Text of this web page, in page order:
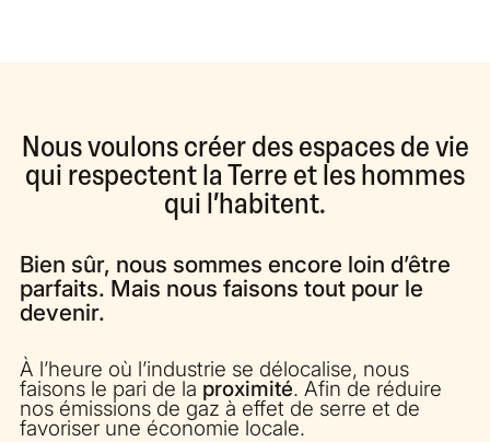
Nous voulons créer des espaces de vie
qui respectent la Terre et les hommes
qui l’habitent.
Bien sûr, nous sommes encore loin d’être
parfaits. Mais nous faisons tout pour le
devenir.
À l’heure où l’industrie se délocalise, nous
faisons le pari de la proximité. Afin de réduire
nos émissions de gaz à effet de serre et de
favoriser une économie locale.